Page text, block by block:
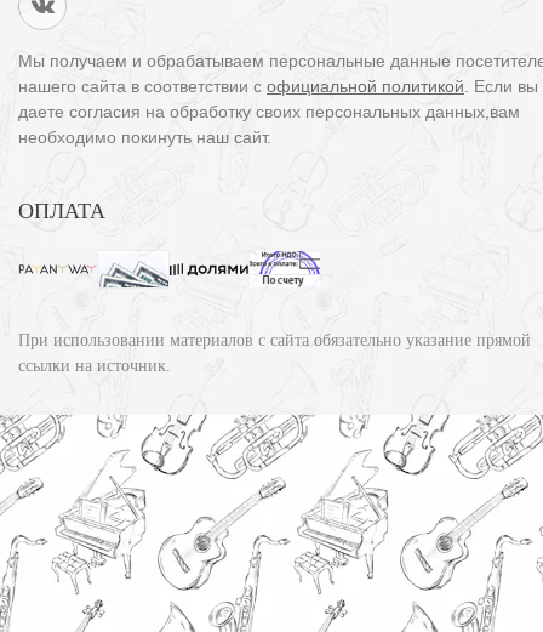
Мы получаем и обрабатываем персональные данные
нашего сайта в соответствии с официальной политикой . Если
даете согласия на обработку своих персональных данных,вам
необходимо покинуть наш сайт.
ОПЛАТА
При использовании материалов с сайта обязательно указание прямой
ссылки на источник.